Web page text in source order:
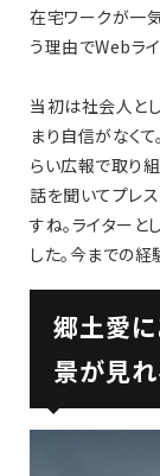
在宅ワークが一気
う理由でWebラ
当初は社会人と
まり自信がなくて
らい広報で取り
話を聞いてプレ
すね。ライターと
した。今までの
郷土愛
景が見